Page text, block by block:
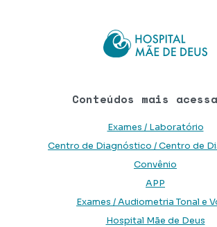
Conteúdos mais
Exames / Laboratório
Centro de Diagnóstico / Centro de
Convênio
APP
Exames / Audiometria Tonal e
Hospital Mãe de Deus